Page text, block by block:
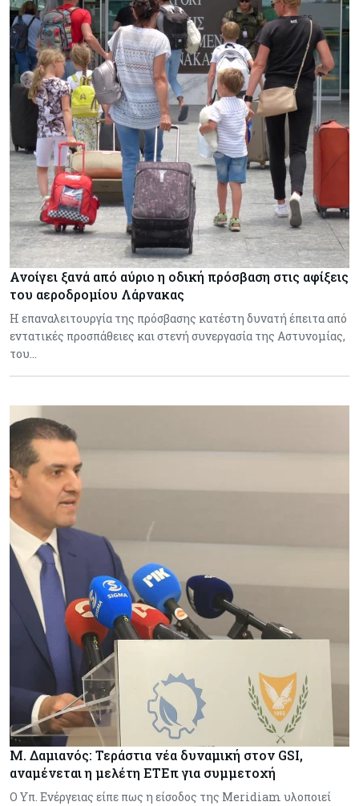
Ανοίγει ξανά από αύριο η οδική πρόσβαση στις αφίξεις
του αεροδρομίου Λάρνακας
Η επαναλειτουργία της πρόσβασης κατέστη δυνατή έπειτα από
εντατικές προσπάθειες και στενή συνεργασία της Αστυνομίας,
του…
Μ. Δαμιανός: Τεράστια νέα δυναμική στον GSI,
αναμένεται η μελέτη ΕΤΕπ για συμμετοχή
Ο Υπ. Ενέργειας είπε πως η είσοδος της Meridiam υλοποιεί